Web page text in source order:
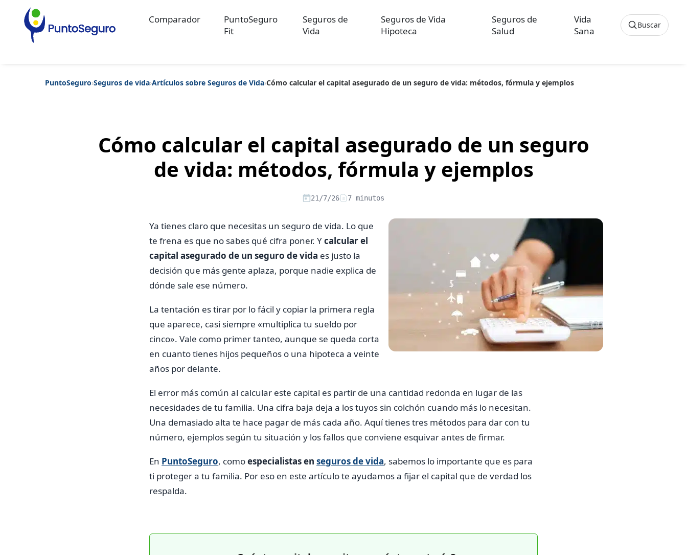
Artículos sobre Seguros de Decesos
Comparador
PuntoSeguro
Fit
Seguros de
Vida
Seguros de Vida
Hipoteca
Seguros de
Salud
Vida
Sana
Buscar
PuntoSeguro›Seguros de vida›Artículos sobre Seguros de Vida›Cómo calcular el capital asegurado de un seguro de vida: métodos, fórmula y ejemplos
Cómo calcular el capital asegurado de un seguro
de vida: métodos, fórmula y ejemplos
21/7/26 7 minutos
Ya tienes claro que necesitas un seguro de vida. Lo que
te frena es que no sabes qué cifra poner. Ycalcular el
capital asegurado de un seguro de vida es justo la
decisión que más gente aplaza, porque nadie explica de
dónde sale ese número.
La tentación es tirar por lo fácil y copiar la primera regla
que aparece, casi siempre «multiplica tu sueldo por
cinco». Vale como primer tanteo, aunque se queda corta
en cuanto tienes hijos pequeños o una hipoteca a veinte
años por delante.
El error más común al calcular este capital es partir de una cantidad redonda en lugar de las
necesidades de tu familia. Una cifra baja deja a los tuyos sin colchón cuando más lo necesitan.
Una demasiado alta te hace pagar de más cada año. Aquí tienes tres métodos para dar con tu
número, ejemplos según tu situación y los fallos que conviene esquivar antes de firmar.
En PuntoSeguro, comoespecialistas en seguros de vida, sabemos lo importante que es para
ti proteger a tu familia. Por eso en este artículo te ayudamos a fijar el capital que de verdad los
respalda.